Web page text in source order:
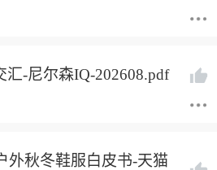
-尼尔森IQ-202608.pdf
外秋冬鞋服白皮书-天猫